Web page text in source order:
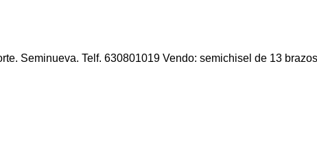
Seminueva. Telf. 630801019 Vendo: semichisel de 13